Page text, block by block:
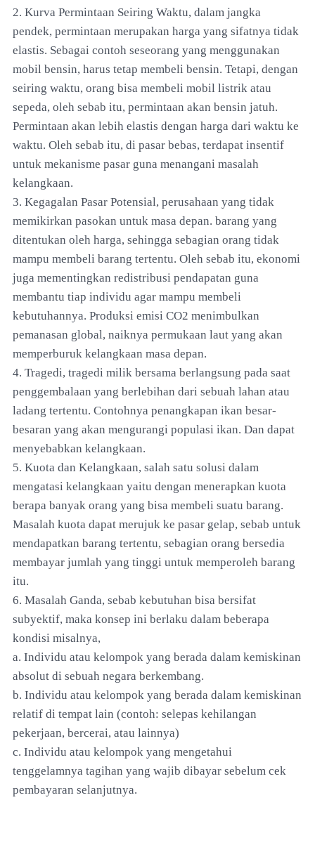
2. Kurva Permintaan Seiring Waktu, dalam jangka
pendek, permintaan merupakan harga yang sifatnya tidak
elastis. Sebagai contoh seseorang yang menggunakan
mobil bensin, harus tetap membeli bensin. Tetapi, dengan
seiring waktu, orang bisa membeli mobil listrik atau
sepeda, oleh sebab itu, permintaan akan bensin jatuh.
Permintaan akan lebih elastis dengan harga dari waktu ke
waktu. Oleh sebab itu, di pasar bebas, terdapat insentif
untuk mekanisme pasar guna menangani masalah
kelangkaan.
3. Kegagalan Pasar Potensial, perusahaan yang tidak
memikirkan pasokan untuk masa depan. barang yang
ditentukan oleh harga, sehingga sebagian orang tidak
mampu membeli barang tertentu. Oleh sebab itu, ekonomi
juga mementingkan redistribusi pendapatan guna
membantu tiap individu agar mampu membeli
kebutuhannya. Produksi emisi CO2 menimbulkan
pemanasan global, naiknya permukaan laut yang akan
memperburuk kelangkaan masa depan.
4. Tragedi, tragedi milik bersama berlangsung pada saat
penggembalaan yang berlebihan dari sebuah lahan atau
ladang tertentu. Contohnya penangkapan ikan besar-
besaran yang akan mengurangi populasi ikan. Dan dapat
menyebabkan kelangkaan.
5. Kuota dan Kelangkaan, salah satu solusi dalam
mengatasi kelangkaan yaitu dengan menerapkan kuota
berapa banyak orang yang bisa membeli suatu barang.
Masalah kuota dapat merujuk ke pasar gelap, sebab untuk
mendapatkan barang tertentu, sebagian orang bersedia
membayar jumlah yang tinggi untuk memperoleh barang
itu.
6. Masalah Ganda, sebab kebutuhan bisa bersifat
subyektif, maka konsep ini berlaku dalam beberapa
kondisi misalnya,
a. Individu atau kelompok yang berada dalam kemiskinan
absolut di sebuah negara berkembang.
b. Individu atau kelompok yang berada dalam kemiskinan
relatif di tempat lain (contoh: selepas kehilangan
pekerjaan, bercerai, atau lainnya)
c. Individu atau kelompok yang mengetahui
tenggelamnya tagihan yang wajib dibayar sebelum cek
pembayaran selanjutnya.